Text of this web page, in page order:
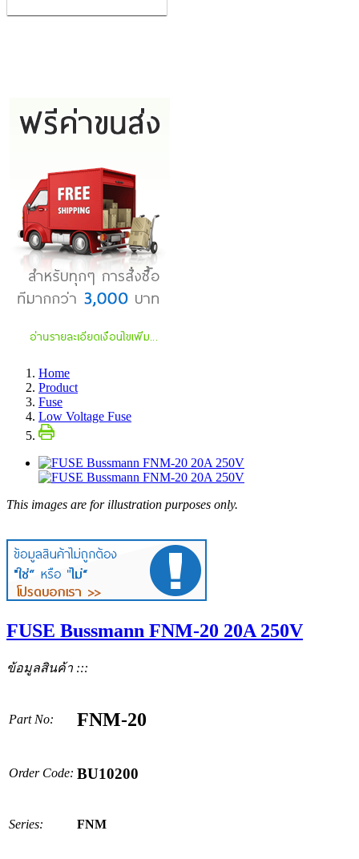
Home
Product
Fuse
Low Voltage Fuse
This images are for illustration purposes only.
FUSE Bussmann FNM-20 20A 250V
ข้อมูลสินค้า :::
Part No: FNM-20
Order Code: BU10200
Series: FNM